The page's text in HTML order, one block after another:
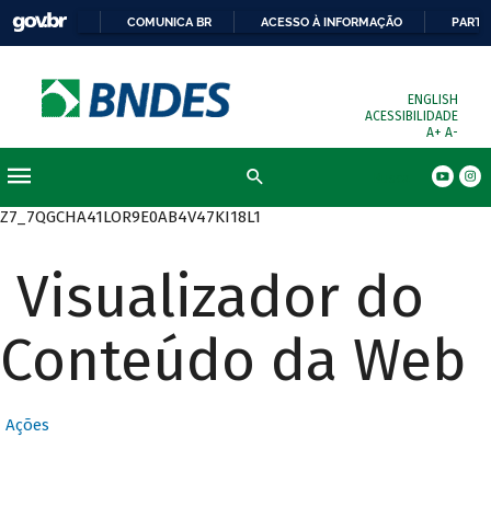
COMUNICA BR ACESSO À INFORMAÇÃO
ENGLISH
ACESSIBILIDADE
A+ A-
Z7_7QGCHA41LOR9E0AB4V47KI18L1
Visualizador do
Conteúdo da Web
Ações